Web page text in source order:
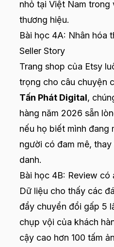
nhỏ tại Việt Nam trong
thương hiệu.
Bài học 4A: Nhân hóa
Seller Story
Trang shop của Etsy
trọng cho câu chuyện
Tấn Phát Digital,
hàng năm 2026 sẵn
nếu họ biết mình đang
người có đam mê,
danh.
Bài học 4B: Review có
Dữ liệu cho thấy các
đẩy chuyển đổi gấp 5
chụp vội của khách
cậy cao hơn 100 tấm